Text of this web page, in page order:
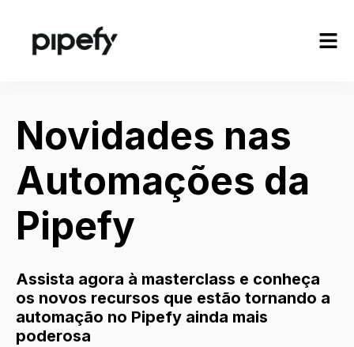
Novidades nas
Automações da
Pipefy
Assista agora à masterclass e conheça
os novos recursos que estão tornando a
automação no Pipefy ainda mais
poderosa